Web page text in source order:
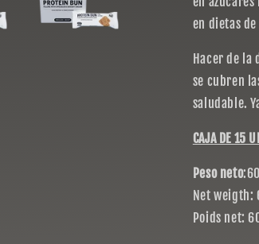
en dietas
Hacer de
se cubren
saludable.
CAJA DE 15
Peso neto
Net weigth:
Poids net: